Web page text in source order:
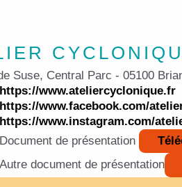
Place de Suse,
https://www.ateliercyclonique.fr
https://www.facebook.com/
https://www.instagram.com/
de présentation
document de présentation